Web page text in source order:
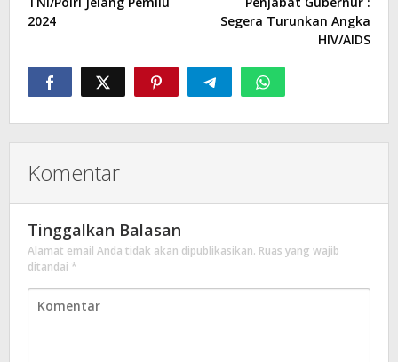
2024
Segera Turunkan Angka
HIV/AIDS
Komentar
Tinggalkan Balasan
Alamat email Anda tidak akan dipublikasikan. Ruas yang wajib
ditandai *